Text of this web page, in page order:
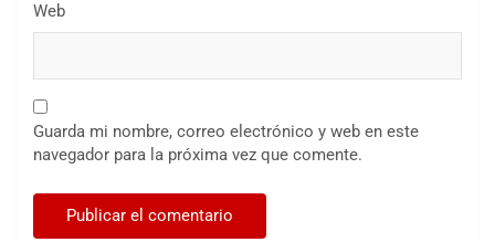
Web
Guarda mi nombre, correo electrónico y web en este
navegador para la próxima vez que comente.